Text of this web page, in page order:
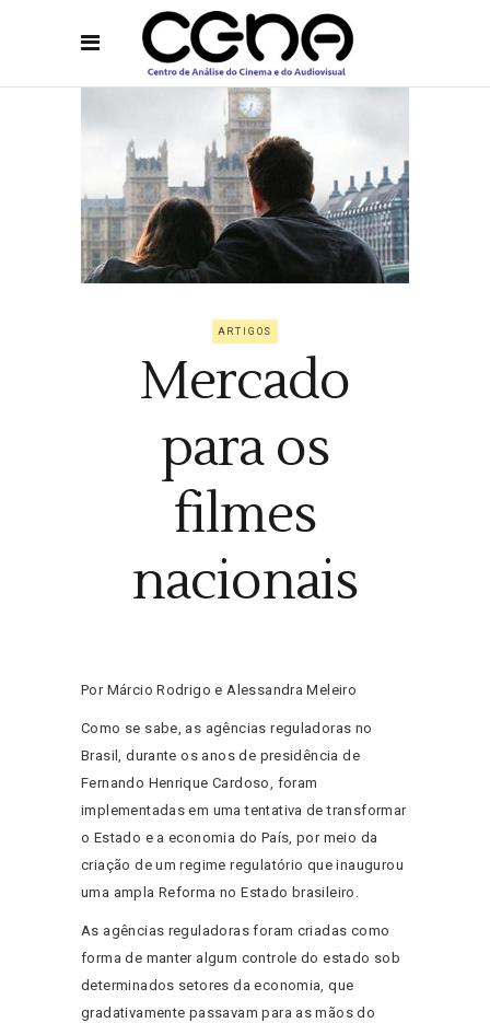
ARTIGOS
Mercado
para os
filmes
nacionais
Por Márcio Rodrigo e Alessandra Meleiro
Como se sabe, as agências reguladoras no
Brasil, durante os anos de presidência de
Fernando Henrique Cardoso, foram
implementadas em uma tentativa de transformar
o Estado e a economia do País, por meio da
criação de um regime regulatório que inaugurou
uma ampla Reforma no Estado brasileiro.
As agências reguladoras foram criadas como
forma de manter algum controle do estado sob
determinados setores da economia, que
gradativamente passavam para as mãos do